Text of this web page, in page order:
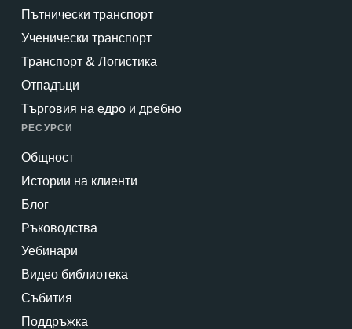
Пътнически транспорт
Ученически транспорт
Транспорт & Логистика
Отпадъци
Търговия на едро и дребно
РЕСУРСИ
Общност
Истории на клиенти
Блог
Ръководства
Уебинари
Видео библиотека
Събития
Поддръжка